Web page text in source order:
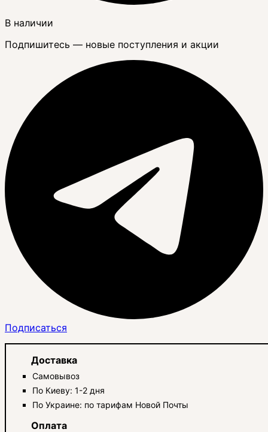
В наличии
Подпишитесь — новые поступления и акции
Подписаться
Доставка
Самовывоз
По Киеву: 1-2 дня
По Украине: по тарифам Новой Почты
Оплата